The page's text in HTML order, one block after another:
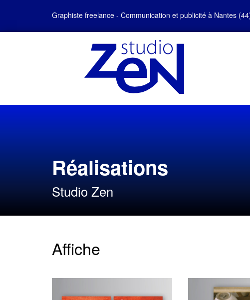
Graphiste freelance - Communication et publicité à Nantes
Réalisations
Studio Zen
Affiche